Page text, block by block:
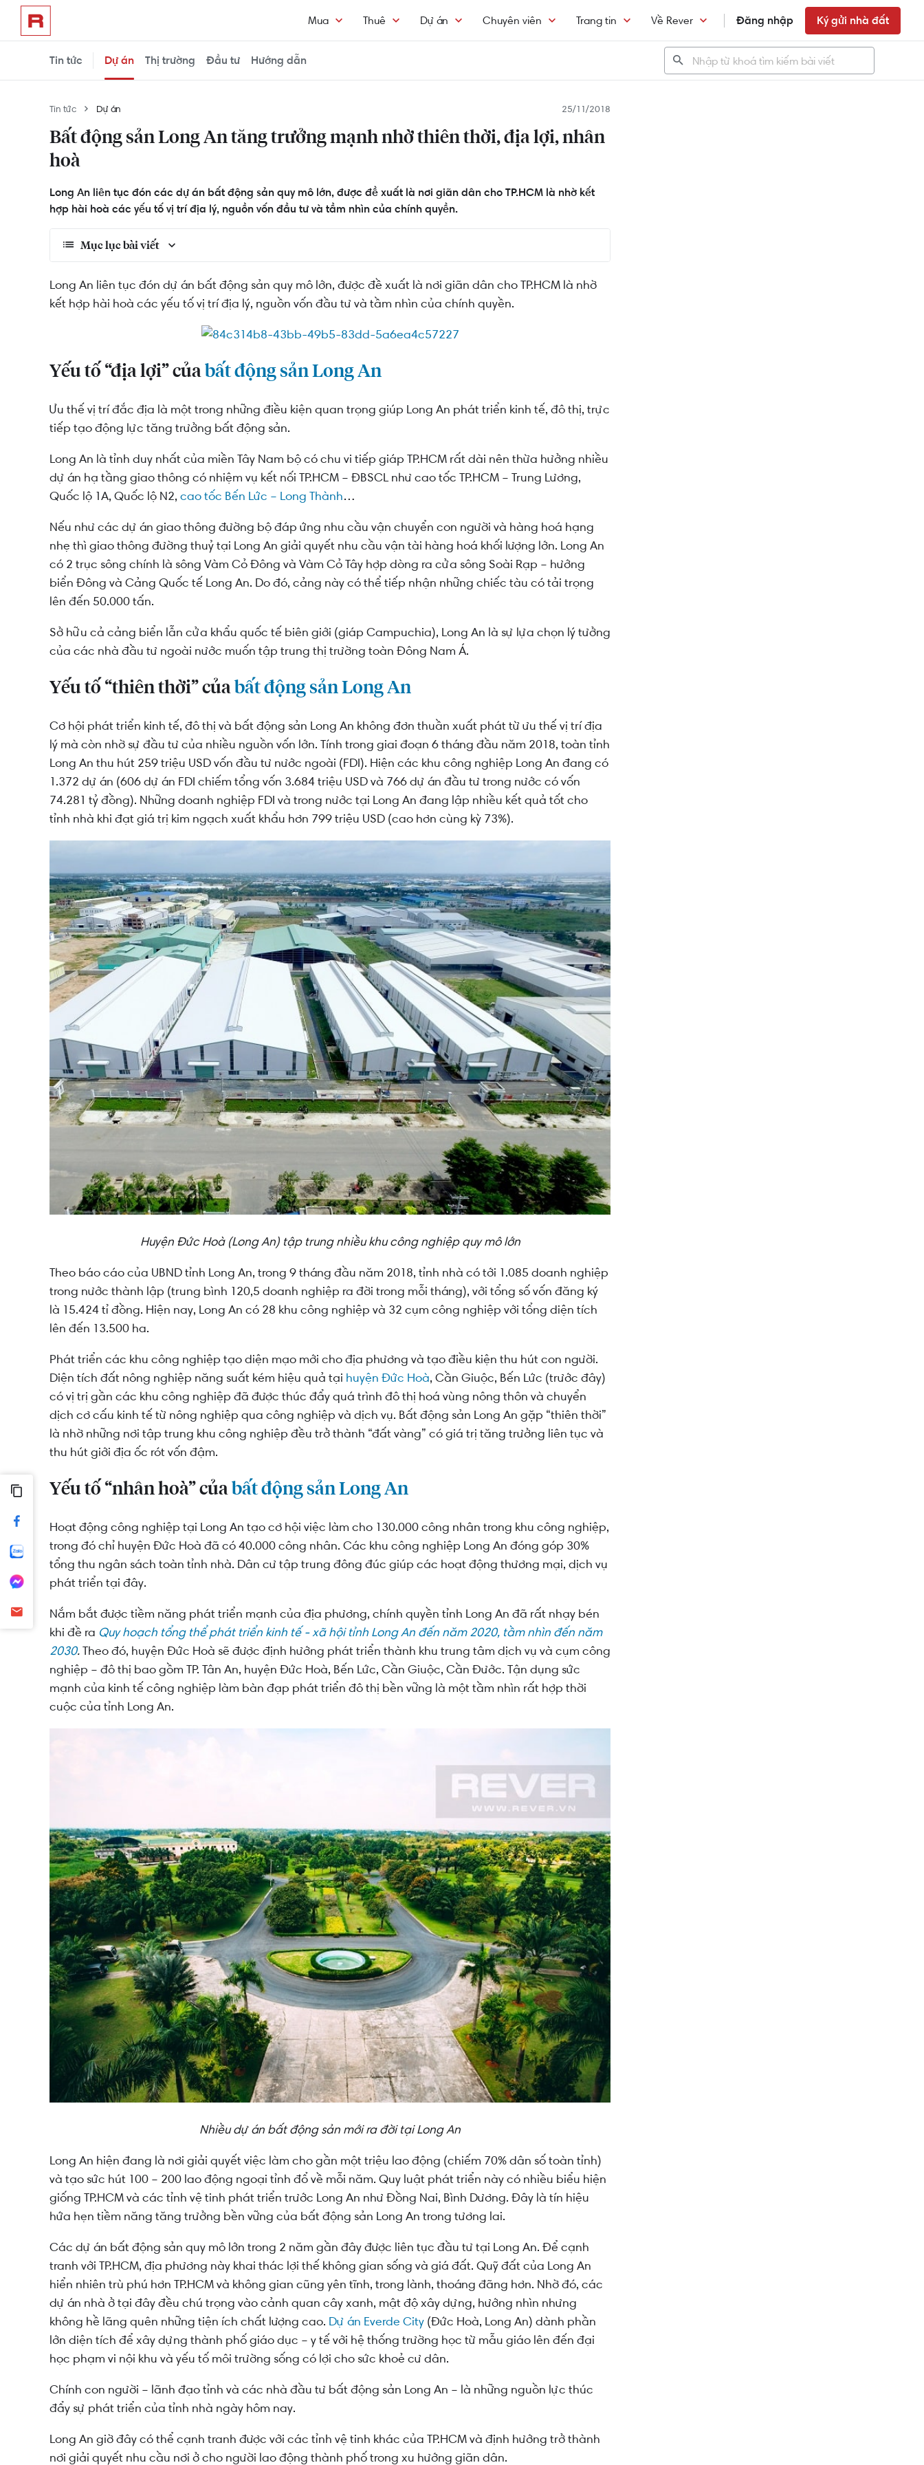
Mua Thuê Dự án Chuyên viên Trang tin Về Rever Đăng nhập Ký gửi nhà đất
Tin tức Dự án Thị trường Đầu tư Hướng dẫn
Tin tức Dự án
Bất động sản Long An tăng trưởng mạnh nhờ thiên thời, địa lợi, nhân
hoà
25/11/2018
Long An liên tục đón các dự án bất động sản quy mô lớn, được đề xuất là nơi giãn dân cho TP.HCM là nhờ kết
hợp hài hoà các yếu tố vị trí địa lý, nguồn vốn đầu tư và tầm nhìn của chính quyền.
Mục lục bài viết
Yếu tố “địa lợi” của bất động sản Long An
Yếu tố “thiên thời” của bất động sản Long An
Yếu tố “nhân hoà” của bất động sản Long An
Long An liên tục đón dự án bất động sản quy mô lớn, được đề xuất là nơi giãn dân cho TP.HCM là nhờ
kết hợp hài hoà các yếu tố vị trí địa lý, nguồn vốn đầu tư và tầm nhìn của chính quyền.
Yếu tố “địa lợi” của bất động sản Long An
Ưu thế vị trí đắc địa là một trong những điều kiện quan trọng giúp Long An phát triển kinh tế, đô thị, trực
tiếp tạo động lực tăng trưởng bất động sản.
Long An là tỉnh duy nhất của miền Tây Nam bộ có chu vi tiếp giáp TP.HCM rất dài nên thừa hưởng nhiều
dự án hạ tầng giao thông có nhiệm vụ kết nối TP.HCM – ĐBSCL như cao tốc TP.HCM – Trung Lương,
Quốc lộ 1A, Quốc lộ N2, cao tốc Bến Lức – Long Thành…
Nếu như các dự án giao thông đường bộ đáp ứng nhu cầu vận chuyển con người và hàng hoá hạng
nhẹ thì giao thông đường thuỷ tại Long An giải quyết nhu cầu vận tài hàng hoá khối lượng lớn. Long An
có 2 trục sông chính là sông Vàm Cỏ Đông và Vàm Cỏ Tây hợp dòng ra cửa sông Soài Rạp – hướng
biển Đông và Cảng Quốc tế Long An. Do đó, cảng này có thể tiếp nhận những chiếc tàu có tải trọng
lên đến 50.000 tấn.
Sở hữu cả cảng biển lẫn cửa khẩu quốc tế biên giới (giáp Campuchia), Long An là sự lựa chọn lý tưởng
của các nhà đầu tư ngoài nước muốn tập trung thị trường toàn Đông Nam Á.
Yếu tố “thiên thời” của bất động sản Long An
Cơ hội phát triển kinh tế, đô thị và bất động sản Long An không đơn thuần xuất phát từ ưu thế vị trí địa
lý mà còn nhờ sự đầu tư của nhiều nguồn vốn lớn. Tính trong giai đoạn 6 tháng đầu năm 2018, toàn tỉnh
Long An thu hút 259 triệu USD vốn đầu tư nước ngoài (FDI). Hiện các khu công nghiệp Long An đang có
1.372 dự án (606 dự án FDI chiếm tổng vốn 3.684 triệu USD và 766 dự án đầu tư trong nước có vốn
74.281 tỷ đồng). Những doanh nghiệp FDI và trong nước tại Long An đang lập nhiều kết quả tốt cho
tỉnh nhà khi đạt giá trị kim ngạch xuất khẩu hơn 799 triệu USD (cao hơn cùng kỳ 73%).
Huyện Đức Hoà (Long An) tập trung nhiều khu công nghiệp quy mô lớn
Theo báo cáo của UBND tỉnh Long An, trong 9 tháng đầu năm 2018, tỉnh nhà có tới 1.085 doanh nghiệp
trong nước thành lập (trung bình 120,5 doanh nghiệp ra đời trong mỗi tháng), với tổng số vốn đăng ký
là 15.424 tỉ đồng. Hiện nay, Long An có 28 khu công nghiệp và 32 cụm công nghiệp với tổng diện tích
lên đến 13.500 ha.
Phát triển các khu công nghiệp tạo diện mạo mới cho địa phương và tạo điều kiện thu hút con người.
Diện tích đất nông nghiệp năng suất kém hiệu quả tại huyện Đức Hoà, Cần Giuộc, Bến Lức (trước đây)
có vị trị gần các khu công nghiệp đã được thúc đẩy quá trình đô thị hoá vùng nông thôn và chuyển
dịch cơ cấu kinh tế từ nông nghiệp qua công nghiệp và dịch vụ. Bất động sản Long An gặp “thiên thời”
là nhờ những nơi tập trung khu công nghiệp đều trở thành “đất vàng” có giá trị tăng trưởng liên tục và
thu hút giới địa ốc rót vốn đậm.
Yếu tố “nhân hoà” của bất động sản Long An
Hoạt động công nghiệp tại Long An tạo cơ hội việc làm cho 130.000 công nhân trong khu công nghiệp,
trong đó chỉ huyện Đức Hoà đã có 40.000 công nhân. Các khu công nghiệp Long An đóng góp 30%
tổng thu ngân sách toàn tỉnh nhà. Dân cư tập trung đông đúc giúp các hoạt động thương mại, dịch vụ
phát triển tại đây.
Nắm bắt được tiềm năng phát triển mạnh của địa phương, chính quyền tỉnh Long An đã rất nhạy bén
khi đề ra Quy hoạch tổng thể phát triển kinh tế - xã hội tỉnh Long An đến năm 2020, tầm nhìn đến năm
2030.Theo đó, huyện Đức Hoà sẽ được định hướng phát triển thành khu trung tâm dịch vụ và cụm công
nghiệp – đô thị bao gồm TP. Tân An, huyện Đức Hoà, Bến Lức, Cần Giuộc, Cần Đước. Tận dụng sức
mạnh của kinh tế công nghiệp làm bàn đạp phát triển đô thị bền vững là một tầm nhìn rất hợp thời
cuộc của tỉnh Long An.
Nhiều dự án bất động sản mới ra đời tại Long An
Long An hiện đang là nơi giải quyết việc làm cho gần một triệu lao động (chiếm 70% dân số toàn tỉnh)
và tạo sức hút 100 – 200 lao động ngoại tỉnh đổ về mỗi năm. Quy luật phát triển này có nhiều biểu hiện
giống TP.HCM và các tỉnh vệ tinh phát triển trước Long An như Đồng Nai, Bình Dương. Đây là tín hiệu
hứa hẹn tiềm năng tăng trưởng bền vững của bất động sản Long An trong tương lai.
Các dự án bất động sản quy mô lớn trong 2 năm gần đây được liên tục đầu tư tại Long An. Để cạnh
tranh với TP.HCM, địa phương này khai thác lợi thế không gian sống và giá đất. Quỹ đất của Long An
hiển nhiên trù phú hơn TP.HCM và không gian cũng yên tĩnh, trong lành, thoáng đãng hơn. Nhờ đó, các
dự án nhà ở tại đây đều chú trọng vào cảnh quan cây xanh, mật độ xây dựng, hướng nhìn nhưng
không hề lãng quên những tiện ích chất lượng cao. Dự án Everde City (Đức Hoà, Long An) dành phần
lớn diện tích để xây dựng thành phố giáo dục – y tế với hệ thống trường học từ mẫu giáo lên đến đại
học phạm vi nội khu và yếu tố môi trường sống có lợi cho sức khoẻ cư dân.
Chính con người – lãnh đạo tỉnh và các nhà đầu tư bất động sản Long An – là những nguồn lực thúc
đẩy sự phát triển của tỉnh nhà ngày hôm nay.
Long An giờ đây có thể cạnh tranh được với các tỉnh vệ tinh khác của TP.HCM và định hướng trở thành
nơi giải quyết nhu cầu nơi ở cho người lao động thành phố trong xu hướng giãn dân.